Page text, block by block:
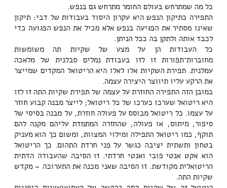
כל מה שמתרחש בעולם החומר מתרחש גם בנפש.
התפירה כתיקון הנפש היא עקרון היסוד בעבודות של דבי: תיקון
שאינו מסתיר את הפגיעה בנפש אלא מכיל את הנפש הפגועה כדי
לכבד אותה ולתקן בה ככל הניתן.
כל העבודות הן על מצע של שקיות תה משומשות
מחוברות־תפורות זו לזו בעבודת נמלים סבלנית של מלאכה
עמלנית. תפירת השקיות אלו לאלו היא הריטואל המקדים שמייצר
את הרקע עליו תיווצר היצירה עצמה.
במובן הזה התפירה החוזרת על עצמה של תפירת שקיות התה זו לזו
היא ריטואל שערכו כערכו של כל ריטואל; לייצר מבנה קבוע חוזר
על עצמו. כל ריטואל מבוסס על פעולה חוזרת, על מבנה בסיסי של
סיפור, מיתוס, או פעולה, שהחזרה המתמדת עליהם מקנה להם
תוקף, כמו ריטואל התפילה ומילוי המצוות, ומשום כך הוא מעניק
בטחון ותשתית יציבה כגשר על פני חרדת התהום. כך הריטואל
הוא אקט אנטי פובי ואנטי חרדתי. זו הסיבה שהעבודה הדתית
הריטואלית מקודשת. זו הסיבה שאני מכנה את התערוכה – מקדש
שקיות התה.